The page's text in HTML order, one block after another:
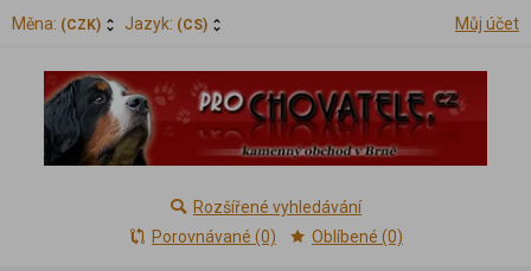
Měna: (CZK) Jazyk: (CS) Můj účet
Rozšířené vyhledávání
Porovnávané (0)
Oblíbené (0)